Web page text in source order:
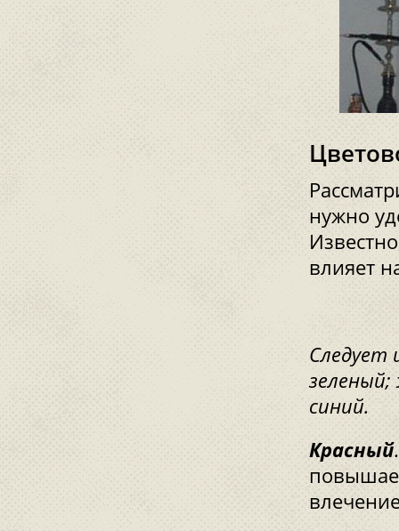
нужно
влияет
Следует
синий.
Красный